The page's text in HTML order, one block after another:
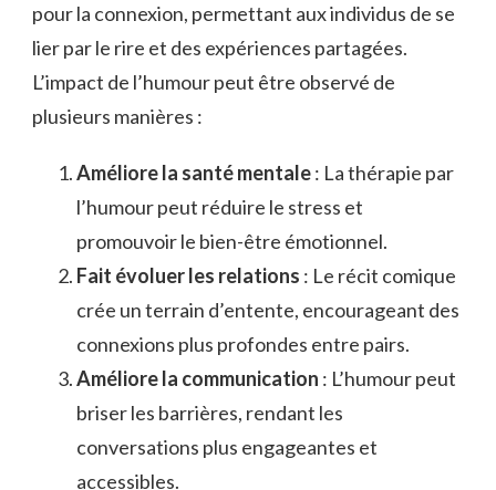
pour la connexion, permettant aux individus de se
lier par le rire et des expériences partagées.
L’impact de l’humour peut être observé de
plusieurs manières :
Améliore la santé mentale: La thérapie par
l’humour peut réduire le stress et
promouvoir le bien-être émotionnel.
Fait évoluer les relations : Le récit comique
crée un terrain d’entente, encourageant des
connexions plus profondes entre pairs.
Améliore la communication : L’humour peut
briser les barrières, rendant les
conversations plus engageantes et
accessibles.